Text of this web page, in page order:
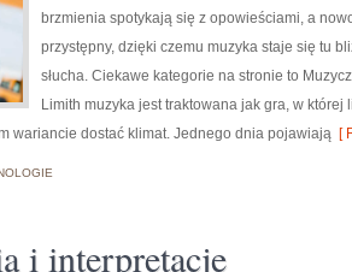
brzmienia spotykają się z opowieściami, a
przystępny, dzięki czemu muzyka staje się tu
słucha. Ciekawe kategorie na stronie to
Limith muzyka jest traktowana jak gra, w
wariancie dostać klimat. Jednego dnia pojawiają [
i interpretacje